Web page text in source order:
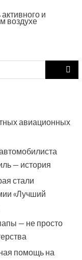
и
воздухе
Search
for:
авиационных
— история
стали
«Лучший
— не просто
помощь на